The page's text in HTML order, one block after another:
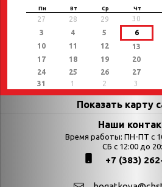
Пн Вт Ср Чт
27 28 29 30
3
4 5 6
10
11 12 13
17
18 19 20
24
25 26 27
31
1 2 3
Показать карту
Страницы
Календарь
Наши
Время работы: ПН-ПТ с
СБ с 12:00 до
+7 (383)